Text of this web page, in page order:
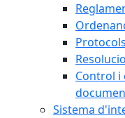
Protocols
Control i
Sistema